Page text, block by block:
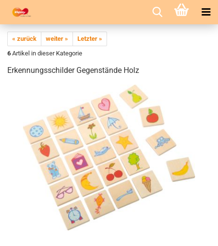
« zurück weiter »
Letzter »
6 Artikel in dieser Kategorie
Erkennungsschilder Gegenstände Holz